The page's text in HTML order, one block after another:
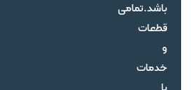
باشد.تمامی
قطعات
و
خدمات